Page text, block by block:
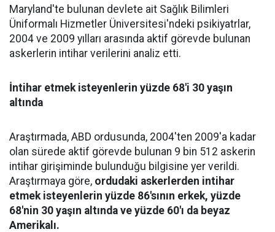
Maryland'te bulunan devlete ait Sağlık Bilimleri
Üniformalı Hizmetler Üniversitesi'ndeki psikiyatrlar,
2004 ve 2009 yılları arasında aktif görevde bulunan
askerlerin intihar verilerini analiz etti.
İntihar etmek isteyenlerin yüzde 68'i 30 yaşın
altında
Araştırmada, ABD ordusunda, 2004'ten 2009'a kadar
olan sürede aktif görevde bulunan 9 bin 512 askerin
intihar girişiminde bulunduğu bilgisine yer verildi.
Araştırmaya göre, ordudaki askerlerden intihar
etmek isteyenlerin yüzde 86'sının erkek, yüzde
68'nin 30 yaşın altında ve yüzde 60'ı da beyaz
Amerikalı.